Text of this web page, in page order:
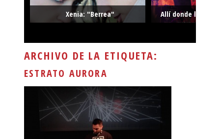
Xenia: "Berrea" Allí donde la
ARCHIVO DE LA ETIQUETA:
ESTRATO AURORA